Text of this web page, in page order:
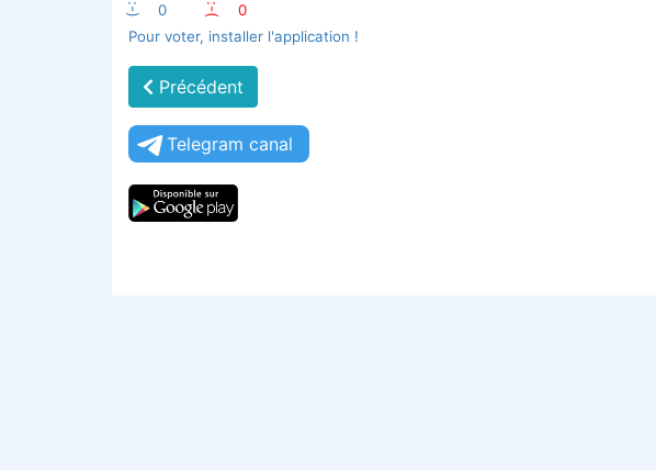
:-) 0 :-(
0
Pour voter, installer l'application !
Précédent
Telegram canal